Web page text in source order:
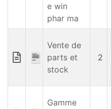
e win
phar ma
Vente de
parts et
stock
2
Gamme